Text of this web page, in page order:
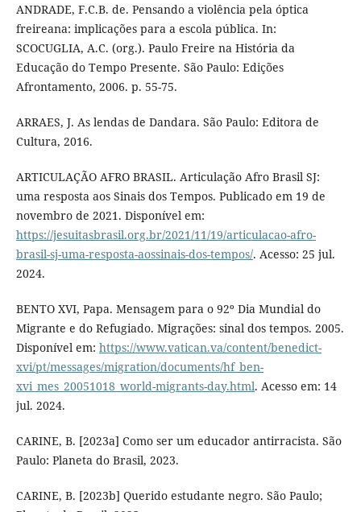
ANDRADE, F.C.B. de. Pensando a violência pela óptica
freireana: implicações para a escola pública. In:
SCOCUGLIA, A.C. (org.). Paulo Freire na História da
Educação do Tempo Presente. São Paulo: Edições
Afrontamento, 2006. p. 55-75.
ARRAES, J. As lendas de Dandara. São Paulo: Editora de
Cultura, 2016.
ARTICULAÇÃO AFRO BRASIL. Articulação Afro Brasil SJ:
uma resposta aos Sinais dos Tempos. Publicado em 19 de
novembro de 2021. Disponível em:
https://jesuitasbrasil.org.br/2021/11/19/articulacao-afro-
brasil-sj-uma-resposta-aossinais-dos-tempos/. Acesso: 25 jul.
2024.
BENTO XVI, Papa. Mensagem para o 92º Dia Mundial do
Migrante e do Refugiado. Migrações: sinal dos tempos. 2005.
Disponível em: https://www.vatican.va/content/benedict-
xvi/pt/messages/migration/documents/hf_ben-
xvi_mes_20051018_world-migrants-day.html. Acesso em: 14
jul. 2024.
CARINE, B. [2023a] Como ser um educador antirracista. São
Paulo: Planeta do Brasil, 2023.
CARINE, B. [2023b] Querido estudante negro. São Paulo;